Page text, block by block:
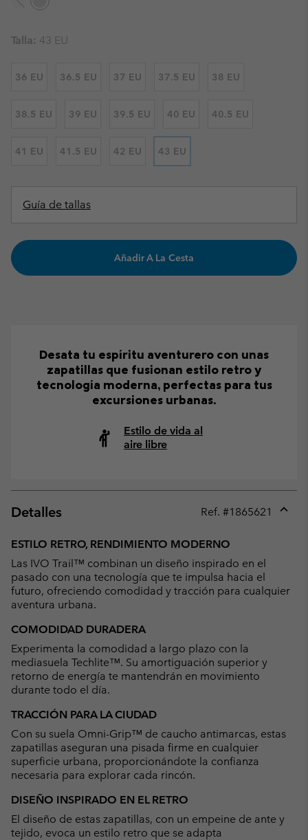
Talla: 43 EU
36 EU 36.5 EU 37 EU 37.5 EU 38 EU
38.5 EU 39 EU 39.5 EU 40 EU 40.5 EU
41 EU 41.5 EU 42 EU 43 EU
Guía de tallas
Añadir A La Cesta
Desata tu espíritu aventurero con unas
zapatillas que fusionan estilo retro y
tecnología moderna, perfectas para tus
excursiones urbanas.
Estilo de vida al
aire libre
Detalles Ref. #1865621
ESTILO RETRO, RENDIMIENTO MODERNO
Las IVO Trail™ combinan un diseño inspirado en el
pasado con una tecnología que te impulsa hacia el
futuro, ofreciendo comodidad y tracción para cualquier
aventura urbana.
COMODIDAD DURADERA
Experimenta la comodidad a largo plazo con la
mediasuela Techlite™. Su amortiguación superior y
retorno de energía te mantendrán en movimiento
durante todo el día.
TRACCIÓN PARA LA CIUDAD
Con su suela Omni-Grip™ de caucho antimarcas, estas
zapatillas aseguran una pisada firme en cualquier
superficie urbana, proporcionándote la confianza
necesaria para explorar cada rincón.
DISEÑO INSPIRADO EN EL RETRO
El diseño de estas zapatillas, con un empeine de ante y
tejido, evoca un estilo retro que se adapta